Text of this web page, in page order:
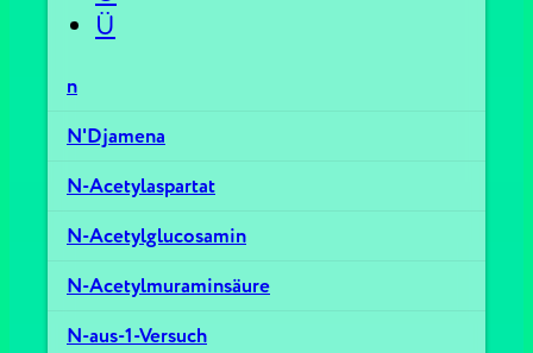
Ü
n
N'Djamena
N-Acetylaspartat
N-Acetylglucosamin
N-Acetylmuraminsäure
N-aus-1-Versuch